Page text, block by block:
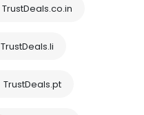
TrustDeals.co.in
TrustDeals.li
TrustDeals.pt